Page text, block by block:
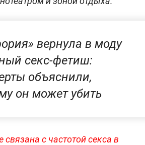
вернула в моду
секс-фетиш:
объяснили,
он может убить
с частотой секса в